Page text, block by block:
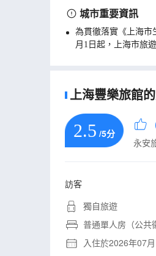
城市重要資訊
為貫徹落實《上海市
月1日起，上海市旅
上海豐樂旅館
2.5 /5分
永安
訪客
獨自旅遊
普通單人房（公共
入住於2026年07月